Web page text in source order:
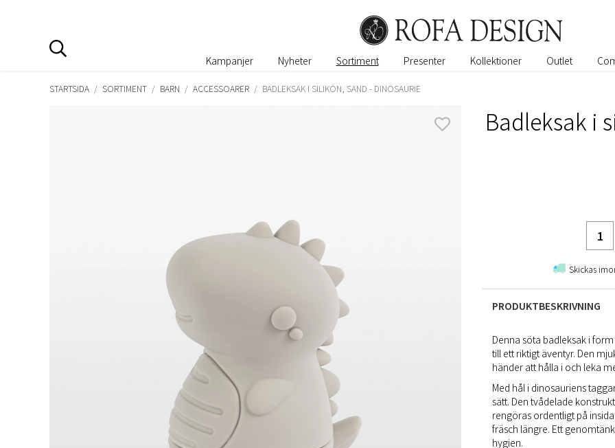
Kampanjer Nyheter Sortiment Presenter Kollektioner Outlet
STARTSIDA / SORTIMENT / BARN / ACCESSOARER / BADLEKSAK I SILIKON, SAND - DINOSAURIE
Badleksak i
Skickas
PRODUKTBESKRIVNING
Denna söta badleksak i
till ett riktigt äventyr. Den
händer att hålla i och leka
Med hål i dinosauriens
sätt. Den tvådelade
rengöras ordentligt på
fräsch längre. Ett
hygien.